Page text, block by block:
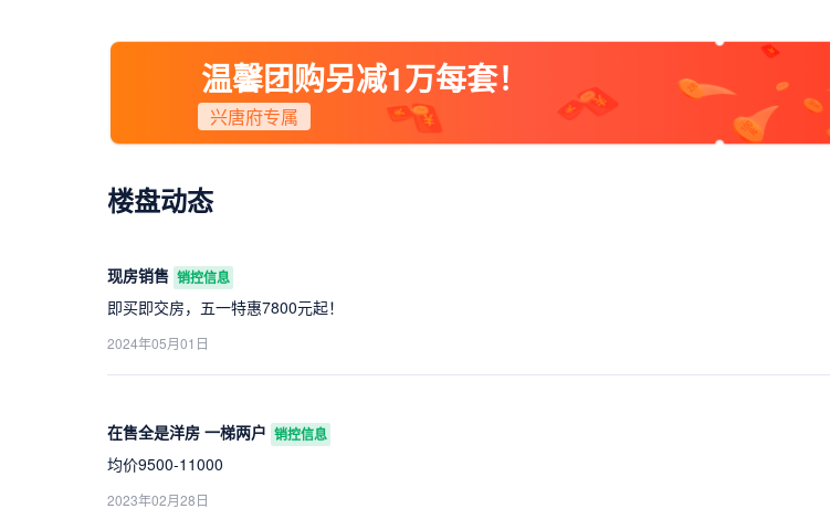
温馨团购另减1万每套！
兴唐府专属
楼盘动态
现房销售 销控信息
即买即交房，五一特惠7800元起！
2024年05月01日
在售全是洋房 一梯两户 销控信息
均价9500-11000
2023年02月28日